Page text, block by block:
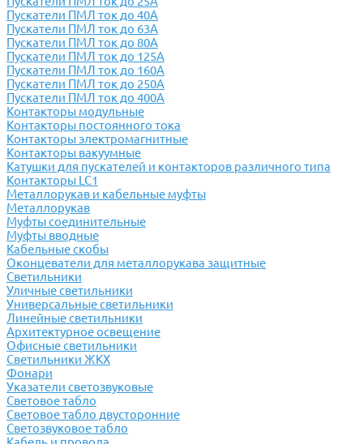
Пускатели ПМЛ ток до 40А
Пускатели ПМЛ ток до 63А
Пускатели ПМЛ ток до 80А
Пускатели ПМЛ ток до 125А
Пускатели ПМЛ ток до 160А
Пускатели ПМЛ ток до 250А
Пускатели ПМЛ ток до 400А
Контакторы модульные
Контакторы постоянного тока
Контакторы электромагнитные
Контакторы вакуумные
Катушки для пускателей и контакторов различного типа
Контакторы LC1
Металлорукав и кабельные муфты
Металлорукав
Муфты соединительные
Муфты вводные
Кабельные скобы
Оконцеватели для металлорукава защитные
Светильники
Уличные светильники
Универсальные светильники
Линейные светильники
Архитектурное освещение
Офисные светильники
Светильники ЖКХ
Фонари
Указатели светозвуковые
Световое табло
Световое табло двусторонние
Светозвуковое табло